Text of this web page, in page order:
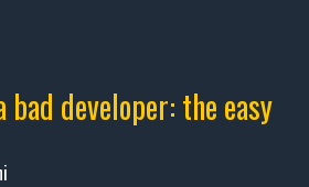
bad developer: the easy